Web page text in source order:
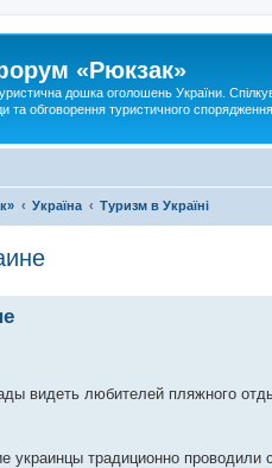
«Рюкзак»
дошка оголошень України.
та обговорення туристичного спорядження
Україна Туризм в Україні
видеть любителей пляжного
украинцы традиционно